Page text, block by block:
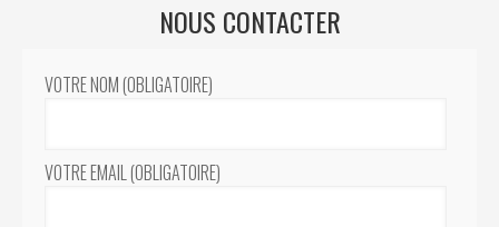
NOUS CONTACTER
VOTRE NOM (OBLIGATOIRE)
VOTRE EMAIL (OBLIGATOIRE)